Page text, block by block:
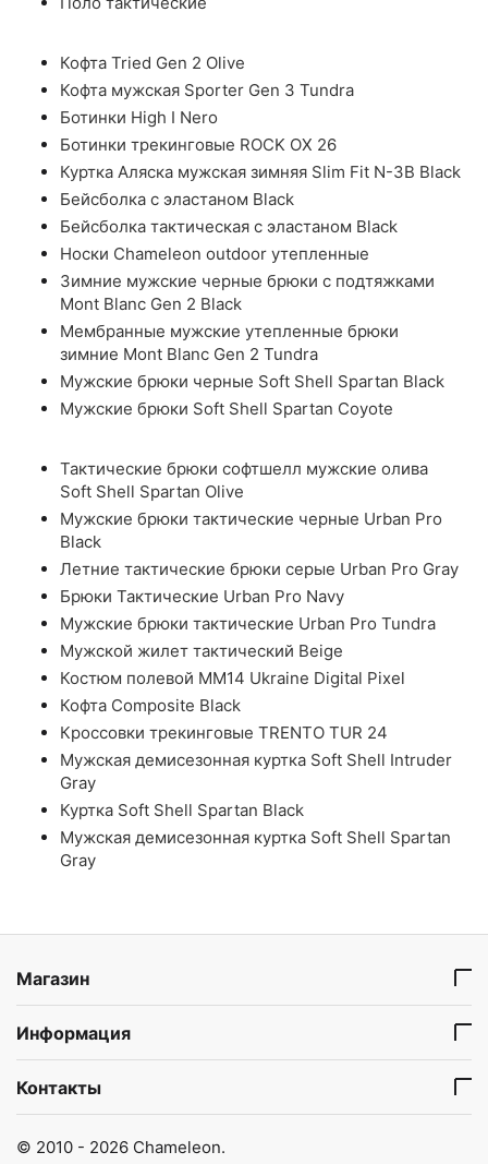
Кофта Tried Gen 2 Olive
Кофта мужская Sporter Gen 3 Tundra
Ботинки High I Nero
Ботинки трекинговые ROCK OX 26
Куртка Аляска мужская зимняя Slim Fit N-3B Black
Бейсболка с эластаном Black
Бейсболка тактическая с эластаном Black
Носки Chameleon outdoor утепленные
Зимние мужские черные брюки с подтяжками
Mont Blanc Gen 2 Black
Мембранные мужские утепленные брюки
зимние Mont Blanc Gen 2 Tundra
Мужские брюки черные Soft Shell Spartan Black
Мужские брюки Soft Shell Spartan Coyote
Тактические брюки софтшелл мужские олива
Soft Shell Spartan Olive
Мужские брюки тактические черные Urban Pro
Black
Летние тактические брюки серые Urban Pro Gray
Брюки Тактические Urban Pro Navy
Мужские брюки тактические Urban Pro Tundra
Мужской жилет тактический Beige
Костюм полевой ММ14 Ukraine Digital Pixel
Кофта Composite Black
Кроссовки трекинговые TRENTO TUR 24
Мужская демисезонная куртка Soft Shell Intruder
Gray
Куртка Soft Shell Spartan Black
Мужская демисезонная куртка Soft Shell Spartan
Gray
Магазин
Информация
Контакты
© 2010 - 2026 Chameleon.